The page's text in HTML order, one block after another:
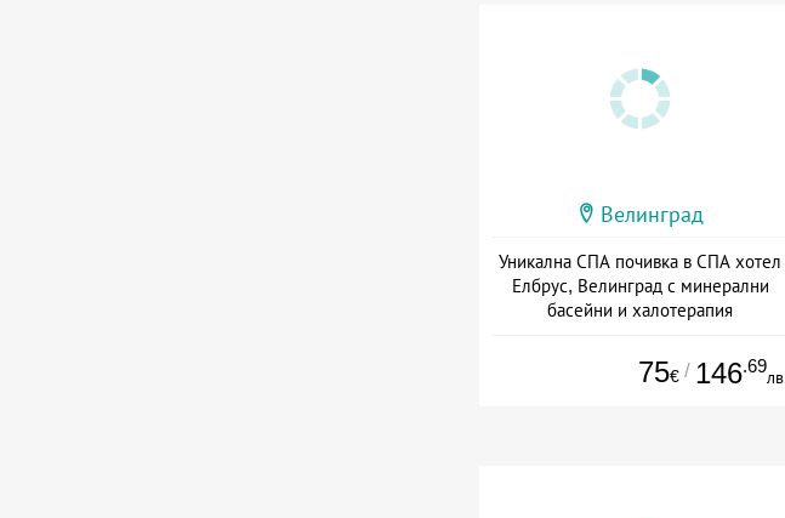
Велинград
Уникална СПА почивка в СПА хотел
Елбрус, Велинград с минерални
басейни и халотерапия
75€ / 146.69
лв.